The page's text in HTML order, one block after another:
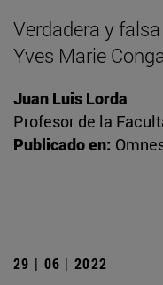
Verdadera y
Yves Marie
Juan Luis Lorda
Profesor de la
Publicado en:
29 | 06 | 2022